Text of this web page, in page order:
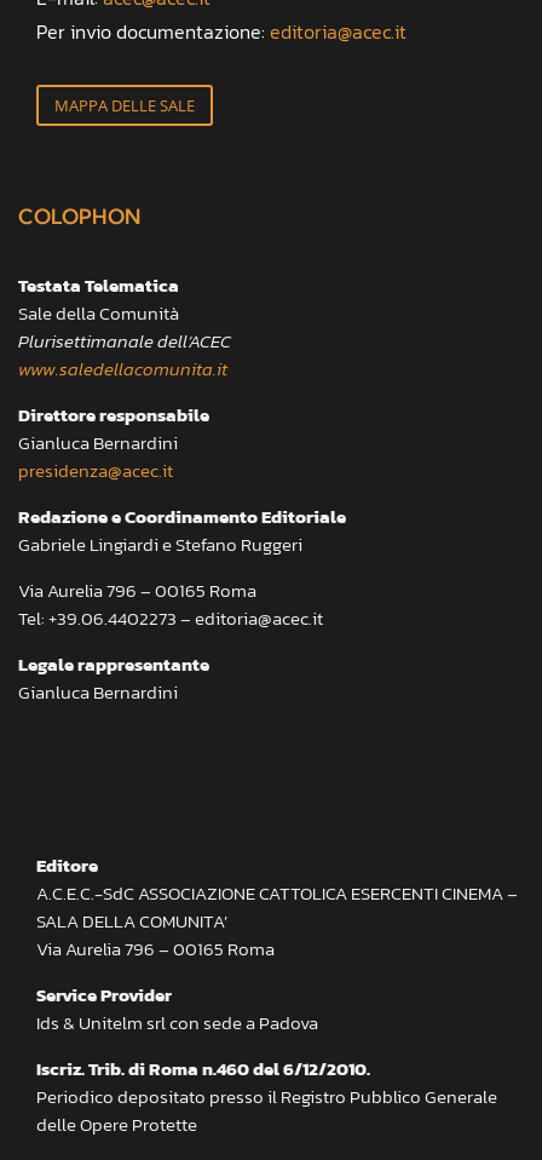
Per invio documentazione: editoria@acec.it
MAPPA DELLE SALE
COLOPHON
Testata Telematica
Sale della Comunità
Plurisettimanale dell’ACEC
www.saledellacomunita.it
Direttore responsabile
Gianluca Bernardini
presidenza@acec.it
Redazione e Coordinamento Editoriale
Gabriele Lingiardi e Stefano Ruggeri
Via Aurelia 796 – 00165 Roma
Tel: +39.06.4402273 – editoria@acec.it
Legale rappresentante
Gianluca Bernardini
Editore
A.C.E.C.-SdC ASSOCIAZIONE CATTOLICA ESERCENTI CINEMA –
SALA DELLA COMUNITA’
Via Aurelia 796 – 00165 Roma
Service Provider
Ids & Unitelm srl con sede a Padova
Iscriz. Trib. di Roma n.460 del 6/12/2010.
Periodico depositato presso il Registro Pubblico Generale
delle Opere Protette